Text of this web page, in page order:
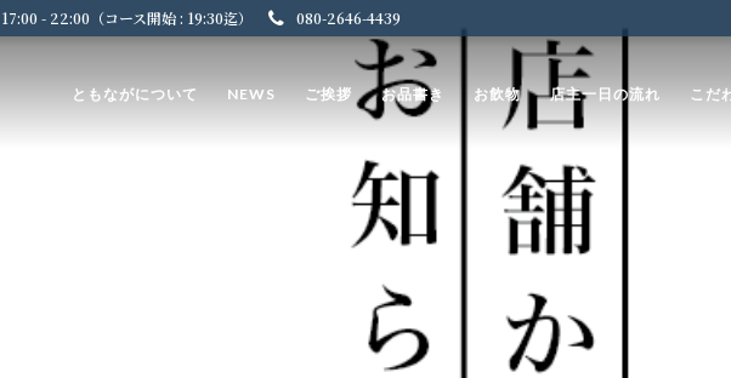
17:00 - 22:00（コース開始 : 19:30迄） 080-2646-4439
ともながについて NEWS ご挨拶 お品書き お飲物 店主一日の流れ こだ